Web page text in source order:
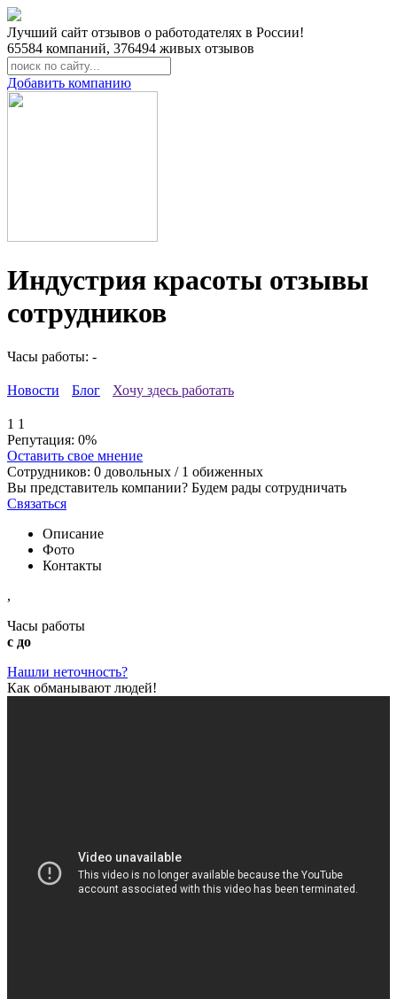
Лучший сайт отзывов о работодателях в России!
65584 компаний, 376494 живых отзывов
Добавить компанию
Индустрия красоты отзывы
сотрудников
Часы работы: -
Новости Блог Хочу здесь работать
1 1
Репутация: 0%
Оставить свое мнение
Сотрудников: 0 довольных / 1 обиженных
Вы представитель компании? Будем рады сотрудничать
Связаться
Описание
Фото
Контакты
,
Часы работы
с до
Нашли неточность?
Как обманывают людей!